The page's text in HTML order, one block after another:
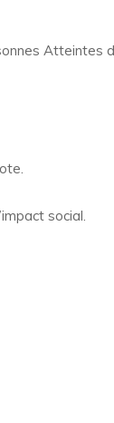
Atteintes
social.